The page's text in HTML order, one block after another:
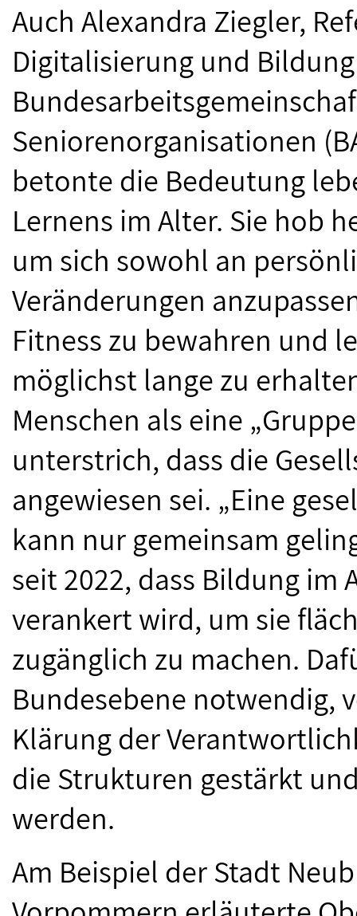
Auch Alexandra Ziegler,
Digitalisierung und
Seniorenorganisationen
betonte die Bedeutung
Lernens im Alter. Sie hob
um sich sowohl an
Veränderungen
Fitness zu bewahren und
möglichst lange zu
Menschen als eine
unterstrich, dass die
angewiesen sei. „Eine
kann nur gemeinsam
seit 2022, dass Bildung im
verankert wird, um sie
zugänglich zu machen.
Bundesebene notwendig,
Klärung der
die Strukturen gestärkt
werden.
Am Beispiel der Stadt